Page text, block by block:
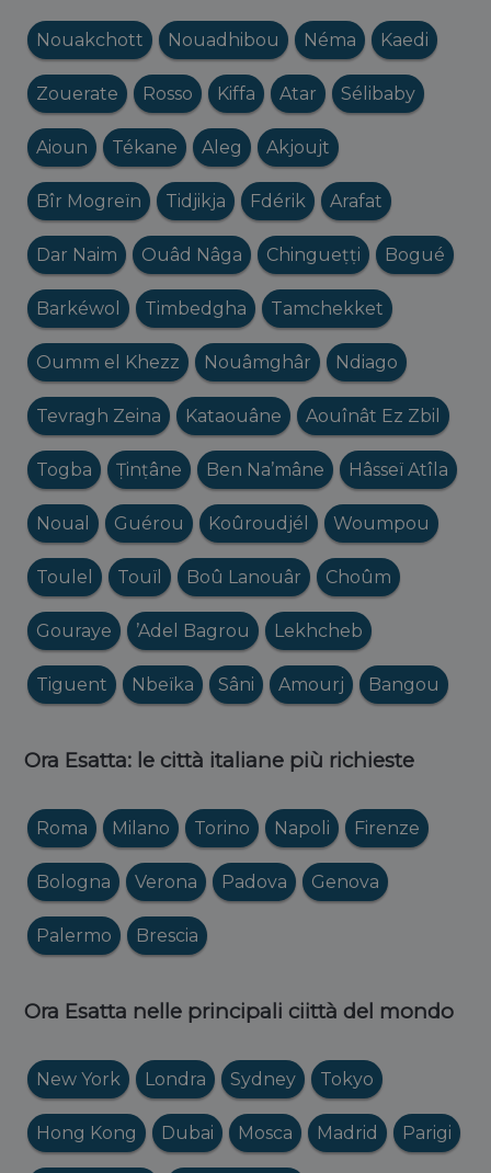
Nouakchott Nouadhibou Néma Kaedi
Zouerate Rosso Kiffa Atar Sélibaby
Aioun Tékane Aleg Akjoujt
Bîr Mogreïn Tidjikja Fdérik Arafat
Dar Naim Ouâd Nâga Chingueṭṭi Bogué
Barkéwol Timbedgha Tamchekket
Oumm el Khezz Nouâmghâr Ndiago
Tevragh Zeina Kataouâne Aouînât Ez Zbil
Togba Ṭinṭâne Ben Na’mâne Hâsseï Atîla
Noual Guérou Koûroudjél Woumpou
Toulel Touïl Boû Lanouâr Choûm
Gouraye ’Adel Bagrou Lekhcheb
Tiguent Nbeïka Sâni Amourj Bangou
Ora Esatta: le città italiane più richieste
Roma Milano Torino Napoli Firenze
Bologna Verona Padova Genova
Palermo Brescia
Ora Esatta nelle principali ciittà del mondo
New York Londra Sydney Tokyo
Hong Kong Dubai Mosca Madrid Parigi